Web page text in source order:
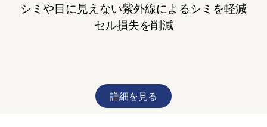
シミや目に見えない紫外線によるシミを軽減
セル損失を削減
詳細を見る